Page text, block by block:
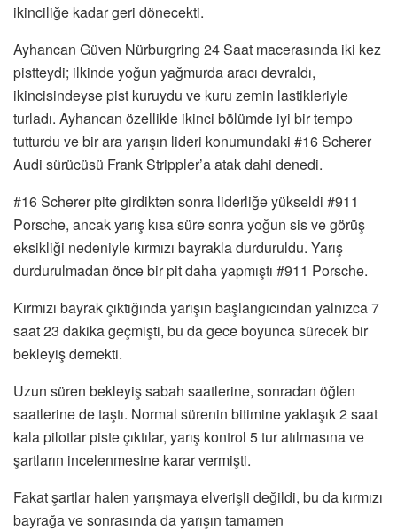
ikinciliğe kadar geri dönecekti.
Ayhancan Güven Nürburgring 24 Saat macerasında iki kez
pistteydi; ilkinde yoğun yağmurda aracı devraldı,
ikincisindeyse pist kuruydu ve kuru zemin lastikleriyle
turladı. Ayhancan özellikle ikinci bölümde iyi bir tempo
tutturdu ve bir ara yarışın lideri konumundaki #16 Scherer
Audi sürücüsü Frank Strippler’a atak dahi denedi.
#16 Scherer pite girdikten sonra liderliğe yükseldi #911
Porsche, ancak yarış kısa süre sonra yoğun sis ve görüş
eksikliği nedeniyle kırmızı bayrakla durduruldu. Yarış
durdurulmadan önce bir pit daha yapmıştı #911 Porsche.
Kırmızı bayrak çıktığında yarışın başlangıcından yalnızca 7
saat 23 dakika geçmişti, bu da gece boyunca sürecek bir
bekleyiş demekti.
Uzun süren bekleyiş sabah saatlerine, sonradan öğlen
saatlerine de taştı. Normal sürenin bitimine yaklaşık 2 saat
kala pilotlar piste çıktılar, yarış kontrol 5 tur atılmasına ve
şartların incelenmesine karar vermişti.
Fakat şartlar halen yarışmaya elverişli değildi, bu da kırmızı
bayrağa ve sonrasında da yarışın tamamen